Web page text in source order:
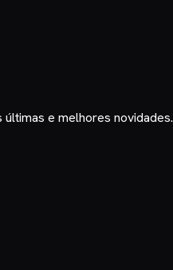
e melhores novidades.